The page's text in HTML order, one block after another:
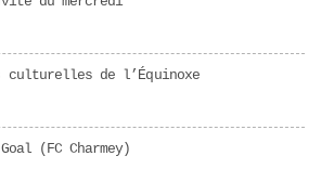
culturelles de l’Équinoxe
(FC Charmey)